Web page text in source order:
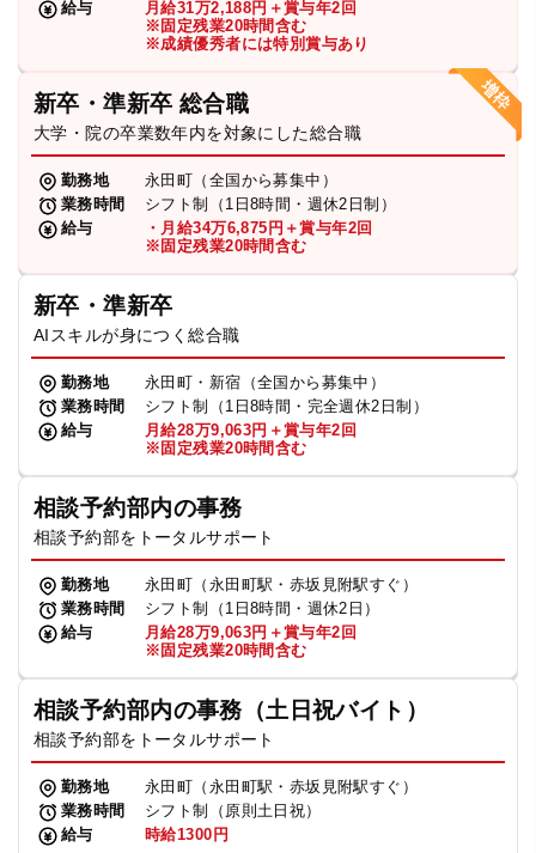
給与
月給31万2,188円＋賞与年2回
※固定残業20時間含む
※成績優秀者には特別賞与あり
新卒・準新卒 総合職
大学・院の卒業数年内を対象にした総合職
勤務地
永田町（全国から募集中）
業務時間
シフト制（1日8時間・週休2日制）
給与
・月給34万6,875円＋賞与年2回
※固定残業20時間含む
新卒・準新卒
AIスキルが身につく総合職
勤務地
永田町・新宿（全国から募集中）
業務時間
シフト制（1日8時間・完全週休2日制）
給与
月給28万9,063円＋賞与年2回
※固定残業20時間含む
相談予約部内の事務
相談予約部をトータルサポート
勤務地
永田町（永田町駅・赤坂見附駅すぐ）
業務時間
シフト制（1日8時間・週休2日）
給与
月給28万9,063円＋賞与年2回
※固定残業20時間含む
相談予約部内の事務（土日祝バイト）
相談予約部をトータルサポート
勤務地
永田町（永田町駅・赤坂見附駅すぐ）
業務時間
シフト制（原則土日祝）
給与
時給1300円